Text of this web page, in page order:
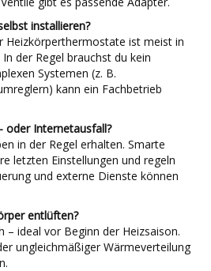
installieren?
Heizkörperthermostate ist meist in
der Regel brauchst du kein
Systemen (z. B.
kann ein Fachbetrieb
oder Internetausfall?
in der Regel erhalten. Smarte
letzten Einstellungen und regeln
und externe Dienste können
entlüften?
– ideal vor Beginn der Heizsaison.
ungleichmäßiger Wärmeverteilung